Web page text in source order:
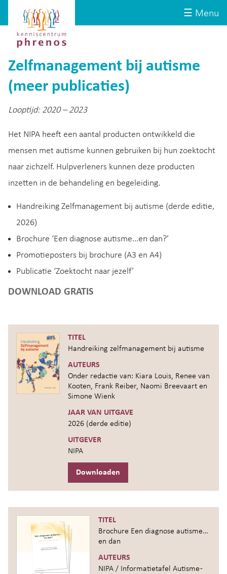
☰ Menu
Kenniscentrum
Phrenos
website
Zelfmanagement bij autisme
(meer publicaties)
Looptijd: 2020 – 2023
Het NIPA heeft een aantal producten ontwikkeld die
mensen met autisme kunnen gebruiken bij hun zoektocht
naar zichzelf. Hulpverleners kunnen deze producten
inzetten in de behandeling en begeleiding.
Handreiking Zelfmanagement bij autisme (derde editie,
2026)
Brochure ‘Een diagnose autisme…en dan?’
Promotieposters bij brochure (A3 en A4)
Publicatie ‘Zoektocht naar jezelf’
DOWNLOAD GRATIS
TITEL
Handreiking zelfmanagement bij autisme
AUTEURS
Onder redactie van: Kiara Louis, Renee van
Kooten, Frank Reiber, Naomi Breevaart en
Simone Wienk
JAAR VAN UITGAVE
2026 (derde editie)
UITGEVER
NIPA
Downloaden
TITEL
Brochure Een diagnose autisme…
en dan
AUTEURS
NIPA / Informatietafel Autisme -